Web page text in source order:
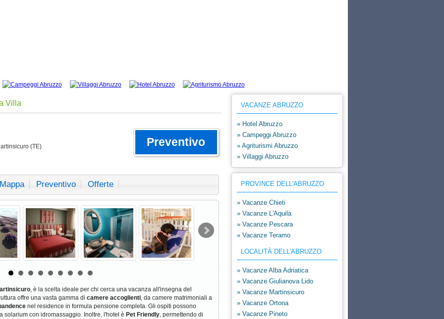
Villa
(TE)
Preventivo
Mappa Preventivo Offerte
, è la scelta ideale per chi cerca una vacanza all'insegna del
offre una vasta gamma di camere accoglienti, da camere matrimoniali a
nel residence in formula pensione completa. Gli ospiti possono
con idromassaggio. Inoltre, l'hotel è Pet Friendly, permettendo di
VACANZE ABRUZZO
» Hotel Abruzzo
» Campeggi Abruzzo
» Agriturismi Abruzzo
» Villaggi Abruzzo
PROVINCE DELL'ABRUZZO
» Vacanze Chieti
» Vacanze L'Aquila
» Vacanze Pescara
» Vacanze Teramo
LOCALITÀ DELL'ABRUZZO
» Vacanze Alba Adriatica
» Vacanze Giulianova Lido
» Vacanze Martinsicuro
» Vacanze Ortona
» Vacanze Pineto